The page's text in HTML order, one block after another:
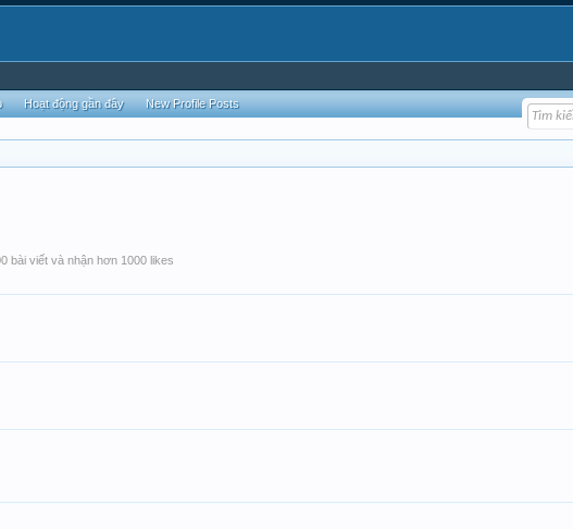
bài viết và nhận hơn 1000 likes
Hoạt động gần đây New Profile Posts